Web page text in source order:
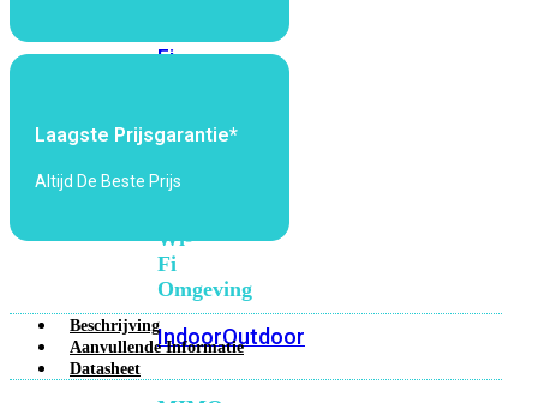
Fi
6EWi-
7
Wi-
Fi
Omgeving
IndoorOutdoor
Laagste Prijsgarantie*
Altijd De Beste Prijs
Beschrijving
Aanvullende Informatie
Datasheet